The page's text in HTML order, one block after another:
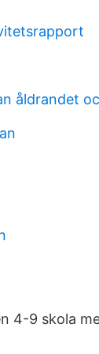
åldrandet
4-9 skola